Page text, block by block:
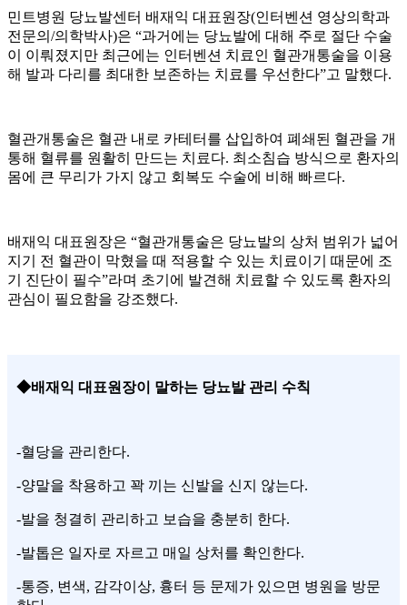
민트병원 당뇨발센터 배재익 대표원장(인터벤션 영상의학과
전문의/의학박사)은 “과거에는 당뇨발에 대해 주로 절단 수술
이 이뤄졌지만 최근에는 인터벤션 치료인 혈관개통술을 이용
해 발과 다리를 최대한 보존하는 치료를 우선한다”고 말했다.
혈관개통술은 혈관 내로 카테터를 삽입하여 폐쇄된 혈관을 개
통해 혈류를 원활히 만드는 치료다. 최소침습 방식으로 환자의
몸에 큰 무리가 가지 않고 회복도 수술에 비해 빠르다.
배재익 대표원장은 “혈관개통술은 당뇨발의 상처 범위가 넓어
지기 전 혈관이 막혔을 때 적용할 수 있는 치료이기 때문에 조
기 진단이 필수”라며 초기에 발견해 치료할 수 있도록 환자의
관심이 필요함을 강조했다.
◆배재익 대표원장​이 말하는 당뇨발 관리 수칙
-혈당을 관리한다.
-양말을 착용하고 꽉 끼는 신발을 신지 않는다.
-발을 청결히 관리하고 보습을 충분히 한다.
-발톱은 일자로 자르고 매일 상처를 확인한다.
-통증, 변색, 감각이상, 흉터 등 문제가 있으면 병원을 방문